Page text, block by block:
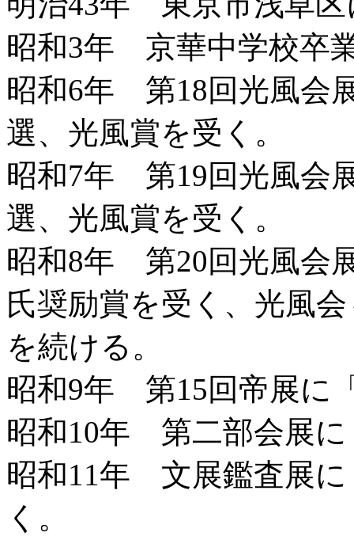
昭和3年 京華中学校卒
昭和6年 第18回光風会
選、光風賞を受く。
昭和7年 第19回光風会
選、光風賞を受く。
昭和8年 第20回光風会
氏奨励賞を受く、光風
を続ける。
昭和9年 第15回帝展に
昭和10年 第二部会展に
昭和11年 文展鑑査展に
く。